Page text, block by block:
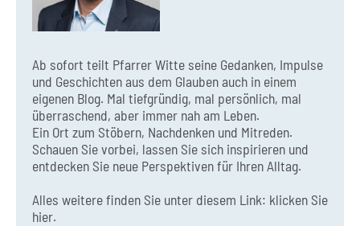
Ab sofort teilt Pfarrer Witte seine Gedanken, Impulse
und Geschichten aus dem Glauben auch in einem
eigenen Blog. Mal tiefgründig, mal persönlich, mal
überraschend, aber immer nah am Leben.
Ein Ort zum Stöbern, Nachdenken und Mitreden.
Schauen Sie vorbei, lassen Sie sich inspirieren und
entdecken Sie neue Perspektiven für Ihren Alltag.
Alles weitere finden Sie unter diesem Link: klicken Sie
hier.